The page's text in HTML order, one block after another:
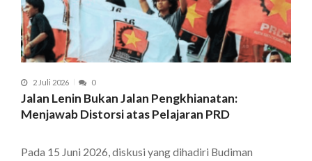
2 Juli 2026 0
Jalan Lenin Bukan Jalan Pengkhianatan:
Menjawab Distorsi atas Pelajaran PRD
Pada 15 Juni 2026, diskusi yang dihadiri Budiman